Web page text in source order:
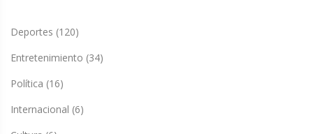
Deportes (120)
Entretenimiento (34)
Política (16)
Internacional (6)